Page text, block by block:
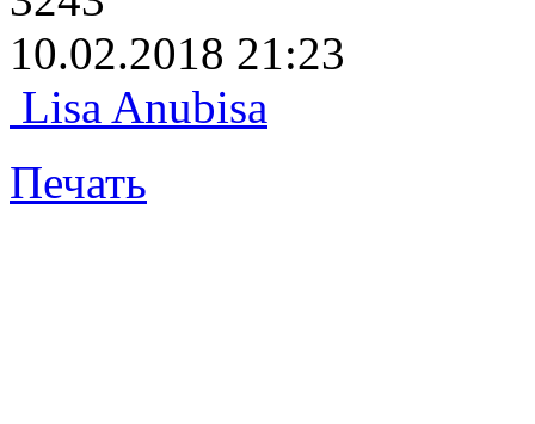
10.02.2018 21:23
Lisa Anubisa
Печать